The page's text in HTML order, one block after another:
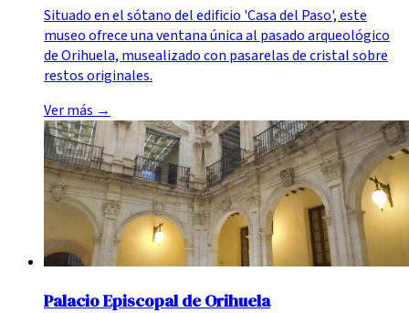
Situado en el sótano del edificio 'Casa del Paso', este
museo ofrece una ventana única al pasado arqueológico
de Orihuela, musealizado con pasarelas de cristal sobre
restos originales.
Ver más →
Palacio Episcopal de Orihuela